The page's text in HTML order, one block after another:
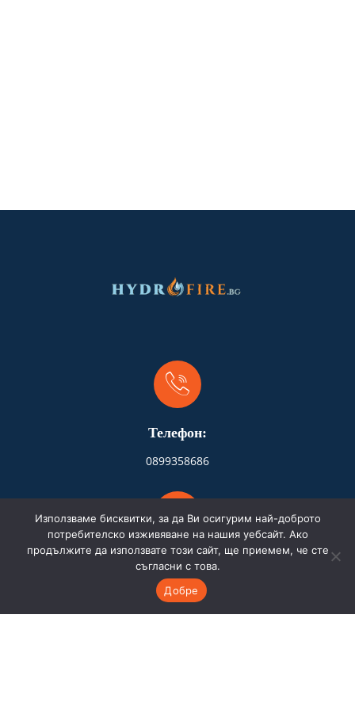
Телефон:
0899358686
Адрес:
Бургас
Използваме бисквитки, за да Ви осигурим най-доброто
потребителско изживяване на нашия уебсайт. Ако
продължите да използвате този сайт, ще приемем, че сте
съгласни с това.
Добре